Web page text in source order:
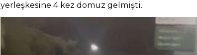
yerleşkesine 4 kez domuz gelmişti.